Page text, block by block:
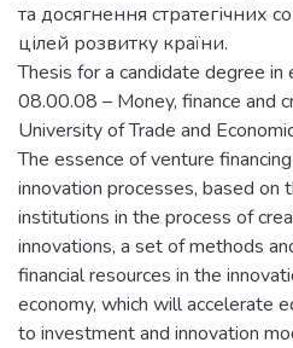
та досягнення стратегічних
цілей розвитку країни.
Thesis for a candidate degree in
08.00.08 – Money, finance and
University of Trade and
The essence of venture
innovation processes, based on
institutions in the process of
innovations, a set of methods
financial resources in the
economy, which will accelerate
to investment and innovation